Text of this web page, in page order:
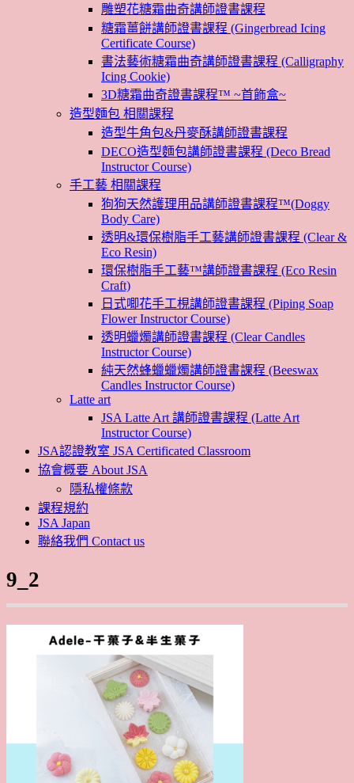
雕塑花糖霜曲奇講師證書課程
糖霜薑餅講師證書課程 (Gingerbread Icing
Certificate Course)
書法藝術糖霜曲奇講師證書課程 (Calligraphy
Icing Cookie)
3D糖霜曲奇證書課程™ ~首飾盒~
造型麵包 相關課程
造型牛角包&丹麥酥講師證書課程
DECO造型麵包講師證書課程 (Deco Bread
Instructor Course)
手工藝 相關課程
狗狗天然護理用品講師證書課程™(Doggy
Body Care)
透明&環保樹脂手工藝講師證書課程 (Clear &
Eco Resin)
環保樹脂手工藝™講師證書課程 (Eco Resin
Craft)
日式唧花手工梘講師證書課程 (Piping Soap
Flower Instructor Course)
透明蠟燭講師證書課程 (Clear Candles
Instructor Course)
純天然蜂蠟蠟燭講師證書課程 (Beeswax
Candles Instructor Course)
Latte art
JSA Latte Art 講師證書課程 (Latte Art
Instructor Course)
JSA認證教室 JSA Certificated Classroom
協會概要 About JSA
隱私權條款
課程規約
JSA Japan
聯絡我們 Contact us
9_2